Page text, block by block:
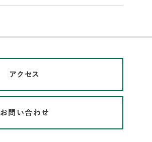
アクセス
お問い合わせ